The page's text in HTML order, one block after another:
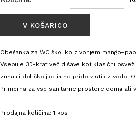
Obešanka za WC školjko z vonjem
Vsebuje 30-krat več dišave kot klasični
zunanji del školjke in ne pride v stik z vodo.
Primerna za vse sanitarne prostore doma ali
Prodajna količina: 1 kos